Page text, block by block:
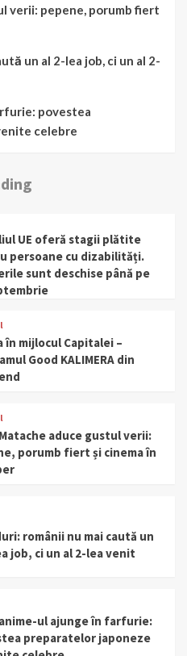
verii: pepene, porumb fiert
un al 2-lea job, ci un al 2-
povestea
celebre
UE oferă stagii plătite
persoane cu dizabilități.
sunt deschise până pe
în mijlocul Capitalei –
Good KALIMERA din
aduce gustul verii:
porumb fiert și cinema în
românii nu mai caută un
job, ci un al 2-lea venit
ul ajunge în farfurie:
preparatelor japoneze